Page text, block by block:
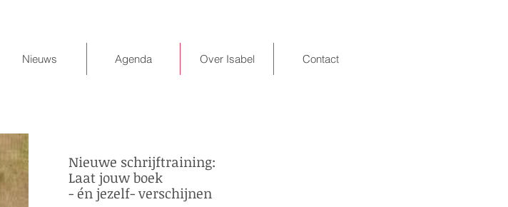
Nieuws Agenda Over Isabel Contact
Nieuwe schrijftraining:
Laat jouw boek
- én jezelf- verschijnen